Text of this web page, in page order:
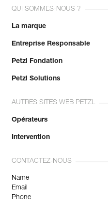
QUI SOMMES-NOUS ?
La marque
Entreprise Responsable
Petzl Fondation
Petzl Solutions
AUTRES SITES WEB PETZL
Opérateurs
Intervention
CONTACTEZ-NOUS
Name
Email
Phone